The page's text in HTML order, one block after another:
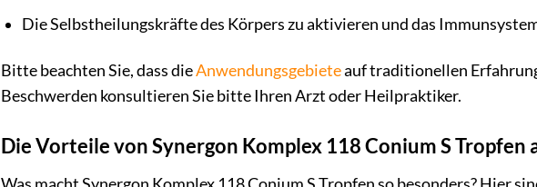
Die Selbstheilungskräfte des Körpers zu aktivieren und das
Bitte beachten Sie, dass dieAnwendungsgebieteauf traditionellen
Beschwerden konsultieren Sie bitte Ihren Arzt oder Heilpraktiker.
Die Vorteile von Synergon Komplex 118 Conium S Tropfen